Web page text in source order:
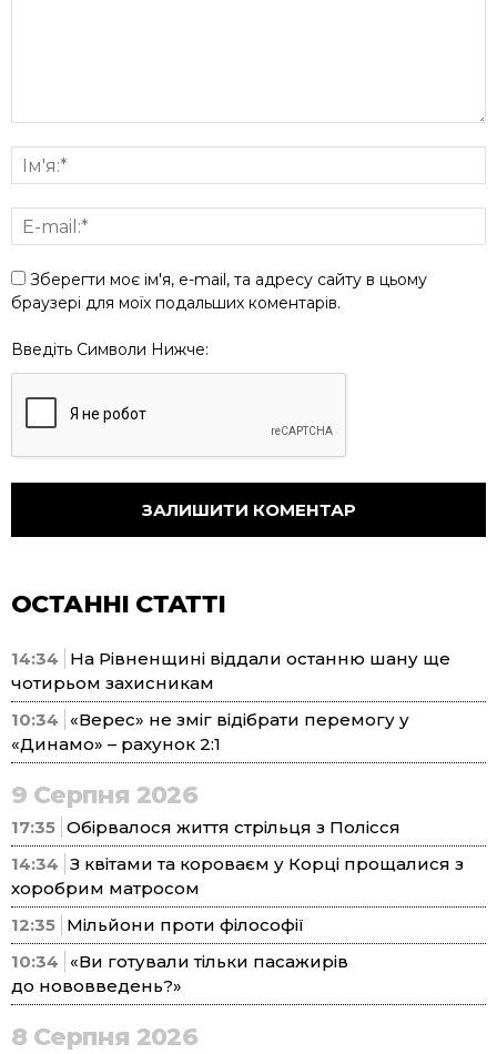
Зберегти моє ім'я, e-mail, та адресу сайту в цьому
браузері для моїх подальших коментарів.
Введіть Символи Нижче:
ОСТАННІ СТАТТІ
14:34
На Рівненщині віддали останню шану ще
чотирьом захисникам
10:34
«Верес» не зміг відібрати перемогу у
«Динамо» – рахунок 2:1
9 Серпня 2026
17:35 Обірвалося життя стрільця з Полісся
14:34 З квітами та короваєм у Корці прощалися з
хоробрим матросом
12:35 Мільйони проти філософії
10:34
«Ви готували тільки пасажирів
до нововведень?»
8 Серпня 2026